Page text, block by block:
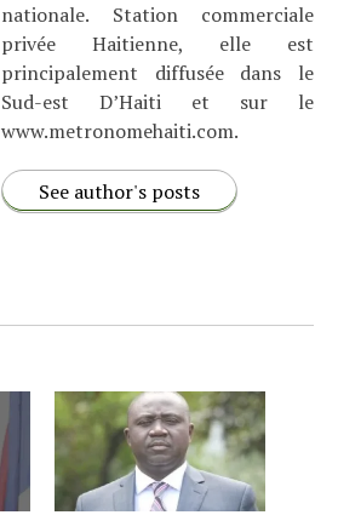
nationale. Station commerciale
privée Haitienne, elle est
principalement diffusée dans le
Sud-est D’Haiti et sur le
www.metronomehaiti.com.
See author's posts